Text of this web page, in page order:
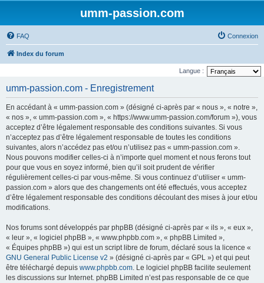
umm-passion.com
FAQ Connexion
Index du forum
Langue :
umm-passion.com - Enregistrement
En accédant à « umm-passion.com » (désigné ci-après par « nous », « notre »,
« nos », « umm-passion.com », « https://www.umm-passion.com/forum »), vous
acceptez d’être légalement responsable des conditions suivantes. Si vous
n’acceptez pas d’être légalement responsable de toutes les conditions
suivantes, alors n’accédez pas et/ou n’utilisez pas « umm-passion.com ».
Nous pouvons modifier celles-ci à n’importe quel moment et nous ferons tout
pour que vous en soyez informé, bien qu’il soit prudent de vérifier
régulièrement celles-ci par vous-même. Si vous continuez d’utiliser « umm-
passion.com » alors que des changements ont été effectués, vous acceptez
d’être légalement responsable des conditions découlant des mises à jour et/ou
modifications.
Nos forums sont développés par phpBB (désigné ci-après par « ils », « eux »,
« leur », « logiciel phpBB », « www.phpbb.com », « phpBB Limited »,
« Équipes phpBB ») qui est un script libre de forum, déclaré sous la licence «
GNU General Public License v2 » (désigné ci-après par « GPL ») et qui peut
être téléchargé depuis www.phpbb.com. Le logiciel phpBB facilite seulement
les discussions sur Internet. phpBB Limited n’est pas responsable de ce que